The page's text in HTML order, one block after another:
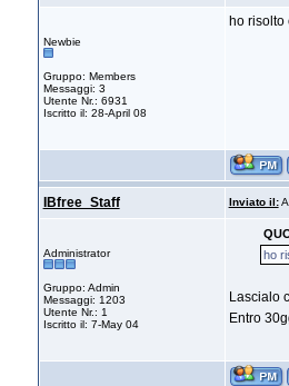
Newbie
Gruppo: Members
Messaggi: 3
Utente Nr.: 6931
Iscritto il: 28-April 08
ho risolto
IBfree_Staff Inviato il:
Administrator
Gruppo: Admin
Messaggi: 1203
Utente Nr.: 1
Iscritto il: 7-May 04
ho
Lascialo
Entro